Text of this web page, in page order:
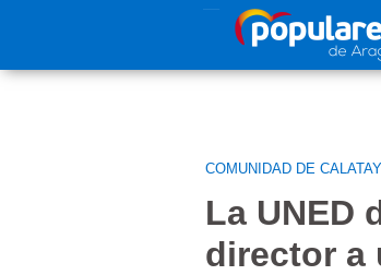
Pasar al contenido principal
COMUNIDAD DE
La UNED
director a